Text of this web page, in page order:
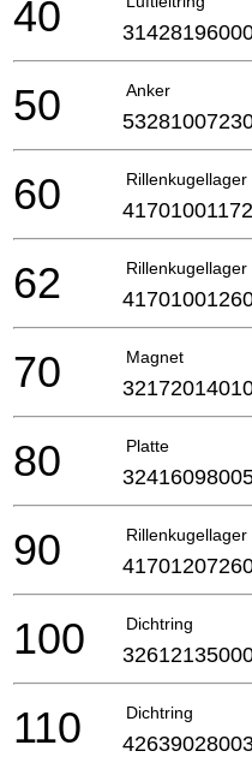
40
Anker
50
Rillenkugellager
60 41701001172
Rillenkugellager
62
Magnet
70
Platte
80
Rillenkugellager
90
Dichtring
100
Dichtring
110